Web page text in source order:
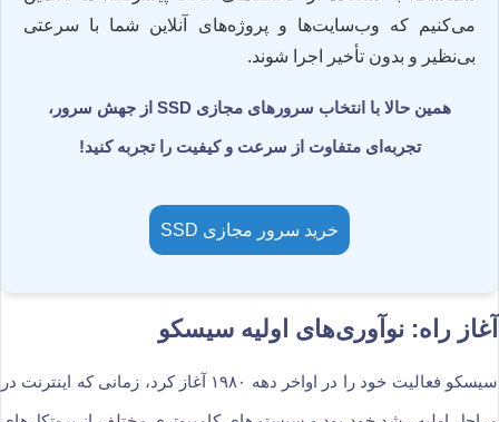
می‌کنیم که وب‌سایت‌ها و پروژه‌های آنلاین شما با سرعتی
بی‌نظیر و بدون تأخیر اجرا شوند.
همین حالا با انتخاب سرورهای مجازی SSD از جهش سرور،
تجربه‌ای متفاوت از سرعت و کیفیت را تجربه کنید!
خرید سرور مجازی SSD
آغاز راه: نوآوری‌های اولیه سیسکو
سیسکو فعالیت خود را در اواخر دهه ۱۹۸۰ آغاز کرد، زمانی که اینترنت در